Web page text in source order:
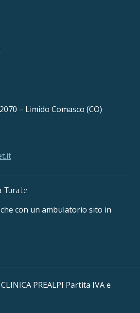
– Limido Comasco (CO)
Turate
con un ambulatorio sito in
PREALPI Partita IVA e